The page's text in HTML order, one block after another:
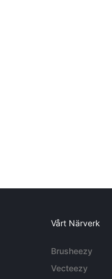
Vårt Närverk
Brusheezy
Vecteezy